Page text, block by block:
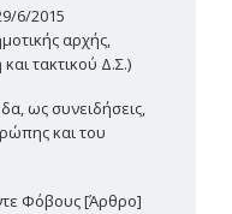
6/2015
αρχής,
τακτικού Δ.Σ.)
ως συνειδήσεις,
και του
Φόβους [Άρθρο]